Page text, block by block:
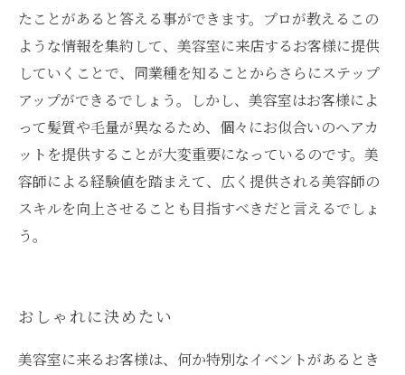
たことがあると答える事ができます。プロが教えるこの
ような情報を集約して、美容室に来店するお客様に提供
していくことで、同業種を知ることからさらにステップ
アップができるでしょう。しかし、美容室はお客様によ
って髪質や毛量が異なるため、個々にお似合いのヘアカ
ットを提供することが大変重要になっているのです。美
容師による経験値を踏まえて、広く提供される美容師の
スキルを向上させることも目指すべきだと言えるでしょ
う。
おしゃれに決めたい
美容室に来るお客様は、何か特別なイベントがあるとき